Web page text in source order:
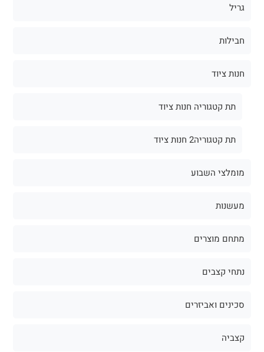
גריל
חבילות
חנות ציוד
תת קטגוריה חנות ציוד
תת קטגוריה2 חנות ציוד
מומלצי השבוע
מעשנות
מתחם מוצרים
נתחי קצבים
סכינים ואביזרים
קצביה